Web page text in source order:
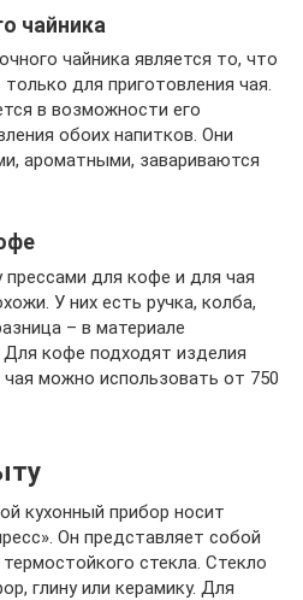
чайника
чайника является то, что
для приготовления чая.
в возможности его
обоих напитков. Они
ароматными, завариваются
для кофе и для чая
У них есть ручка, колба,
– в материале
Для кофе подходят изделия
можно использовать от 750
кухонный прибор носит
Он представляет собой
стекла. Стекло
глину или керамику. Для